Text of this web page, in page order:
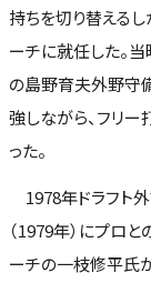
持ちを切り替える
ーチに就任した。
の島野育夫外野守
強しながら、フリ
った。
1978年ドラフト
（1979年）にプロ
ーチの一枝修平氏